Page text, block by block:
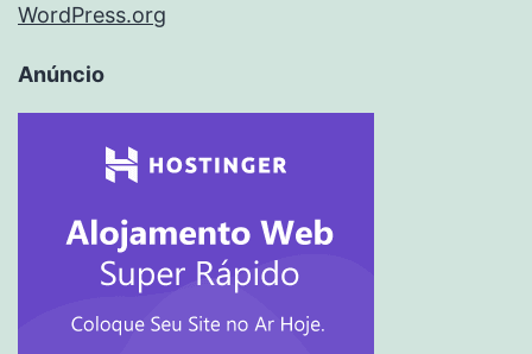
WordPress.org
Anúncio